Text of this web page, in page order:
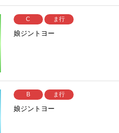
C ま行
娘ジントヨー
B ま行
娘ジントヨー